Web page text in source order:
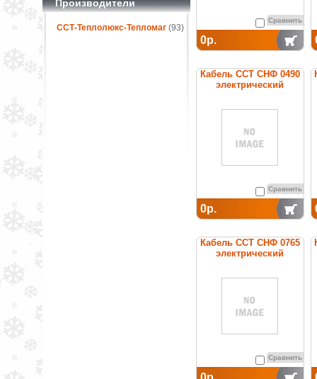
Производители
ССТ-Теплолюкс-Тепломаг(93)
Сравнить
0р.
Кабель ССТ СНФ 0490
электрический
Сравнить
0р.
Кабель ССТ СНФ 0765
электрический
Сравнить